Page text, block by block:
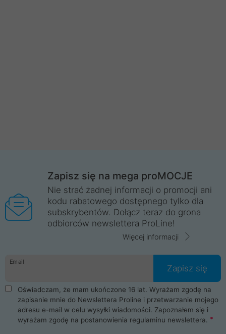
Zapisz się na mega proMOCJE
Nie strać żadnej informacji o promocji ani
kodu rabatowego dostępnego tylko dla
subskrybentów. Dołącz teraz do grona
odbiorców newslettera ProLine!
Więcej informacji
Email
Zapisz się
Oświadczam, że mam ukończone 16 lat. Wyrażam zgodę na
zapisanie mnie do Newslettera Proline i przetwarzanie mojego
adresu e-mail w celu wysyłki wiadomości. Zapoznałem się i
wyrażam zgodę na postanowienia regulaminu newslettera.